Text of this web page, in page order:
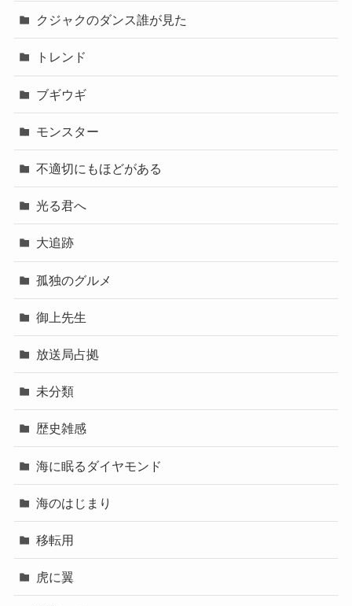
クジャクのダンス誰が見た
トレンド
ブギウギ
モンスター
不適切にもほどがある
光る君へ
大追跡
孤独のグルメ
御上先生
放送局占拠
未分類
歴史雑感
海に眠るダイヤモンド
海のはじまり
移転用
虎に翼